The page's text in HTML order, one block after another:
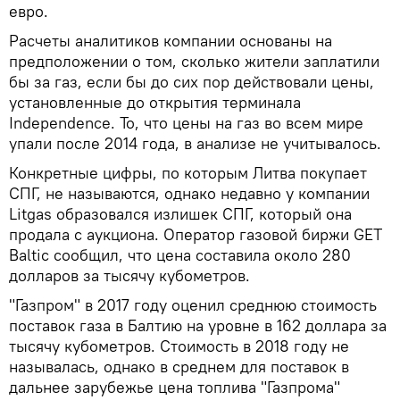
евро.
Расчеты аналитиков компании основаны на
предположении о том, сколько жители заплатили
бы за газ, если бы до сих пор действовали цены,
установленные до открытия терминала
Independence. То, что цены на газ во всем мире
упали после 2014 года, в анализе не учитывалось.
Конкретные цифры, по которым Литва покупает
СПГ, не называются, однако недавно у компании
Litgas образовался излишек СПГ, который она
продала с аукциона. Оператор газовой биржи GET
Baltic сообщил, что цена составила около 280
долларов за тысячу кубометров.
"Газпром" в 2017 году оценил среднюю стоимость
поставок газа в Балтию на уровне в 162 доллара за
тысячу кубометров. Стоимость в 2018 году не
называлась, однако в среднем для поставок в
дальнее зарубежье цена топлива "Газпрома"